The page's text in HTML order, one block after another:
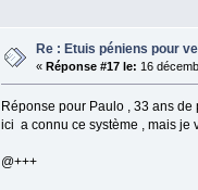
Re : Etuis péniens pour
« Réponse #17 le: 16
Réponse pour Paulo , 33 ans
ici a connu ce système , mais je
@+++